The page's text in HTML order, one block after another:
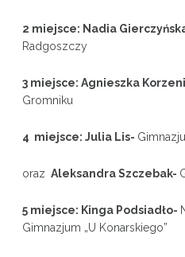
2 miejsce: Nadia
Radgoszczy
3 miejsce: Agnieszka
Gromniku
4 miejsce: Julia Lis-
oraz Aleksandra Szczebak-
5 miejsce: Kinga Podsiadło-
Gimnazjum „U Konarskiego”